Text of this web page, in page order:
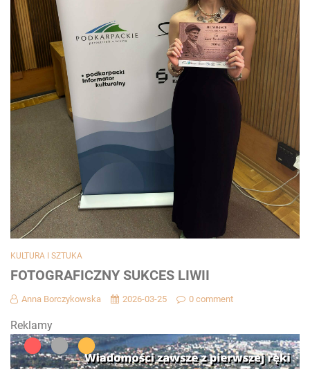
KULTURA I SZTUKA
FOTOGRAFICZNY SUKCES LIWII
Anna Borczykowska 2026-03-25 0 comment
Reklamy